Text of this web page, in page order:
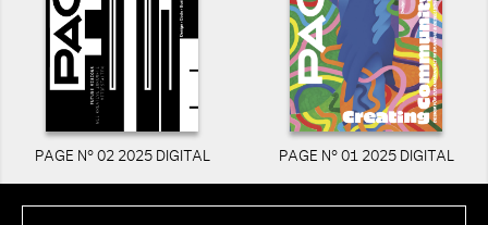
PAGE N° 02 2025 DIGITAL PAGE N° 01 2025 DIGITAL